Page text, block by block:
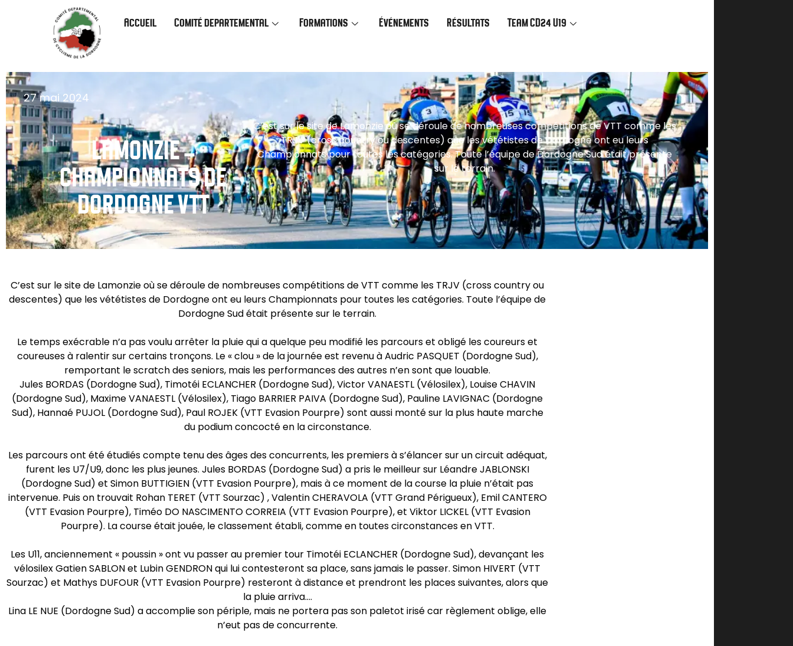
Accueil Comité departemental Formations Événements Résultats Team CD24 U19
27 mai 2024
LAMONZIE –
CHAMPIONNATS DE
DORDOGNE VTT
C’est sur le site de Lamonzie où se déroule de nombreuses compétitions de VTT comme les
TRJV (cross country ou descentes) que les vététistes de Dordogne ont eu leurs
Championnats pour toutes les catégories. Toute l’équipe de Dordogne Sud était présente
sur le terrain.
C’est sur le site de Lamonzie où se déroule de nombreuses compétitions de VTT comme les TRJV (cross country ou
descentes) que les vététistes de Dordogne ont eu leurs Championnats pour toutes les catégories. Toute l’équipe de
Dordogne Sud était présente sur le terrain.
Le temps exécrable n’a pas voulu arrêter la pluie qui a quelque peu modifié les parcours et obligé les coureurs et
coureuses à ralentir sur certains tronçons. Le « clou » de la journée est revenu à Audric PASQUET (Dordogne Sud),
remportant le scratch des seniors, mais les performances des autres n’en sont que louable.
Jules BORDAS (Dordogne Sud), Timotéi ECLANCHER (Dordogne Sud), Victor VANAESTL (Vélosilex), Louise CHAVIN
(Dordogne Sud), Maxime VANAESTL (Vélosilex), Tiago BARRIER PAIVA (Dordogne Sud), Pauline LAVIGNAC (Dordogne
Sud), Hannaé PUJOL (Dordogne Sud), Paul ROJEK (VTT Evasion Pourpre) sont aussi monté sur la plus haute marche
du podium concocté en la circonstance.
Les parcours ont été étudiés compte tenu des âges des concurrents, les premiers à s’élancer sur un circuit adéquat,
furent les U7/U9, donc les plus jeunes. Jules BORDAS (Dordogne Sud) a pris le meilleur sur Léandre JABLONSKI
(Dordogne Sud) et Simon BUTTIGIEN (VTT Evasion Pourpre), mais à ce moment de la course la pluie n’était pas
intervenue. Puis on trouvait Rohan TERET (VTT Sourzac) , Valentin CHERAVOLA (VTT Grand Périgueux), Emil CANTERO
(VTT Evasion Pourpre), Timéo DO NASCIMENTO CORREIA (VTT Evasion Pourpre), et Viktor LICKEL (VTT Evasion
Pourpre). La course était jouée, le classement établi, comme en toutes circonstances en VTT.
Les U11, anciennement « poussin » ont vu passer au premier tour Timotéi ECLANCHER (Dordogne Sud), devançant les
vélosilex Gatien SABLON et Lubin GENDRON qui lui contesteront sa place, sans jamais le passer. Simon HIVERT (VTT
Sourzac) et Mathys DUFOUR (VTT Evasion Pourpre) resteront à distance et prendront les places suivantes, alors que
la pluie arriva….
Lina LE NUE (Dordogne Sud) a accomplie son périple, mais ne portera pas son paletot irisé car règlement oblige, elle
n’eut pas de concurrente.